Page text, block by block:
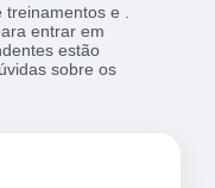
e .
entrar em
estão
sobre os